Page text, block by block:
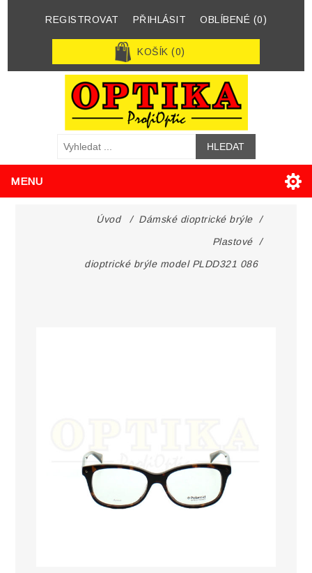
REGISTROVAT PŘIHLÁSIT OBLÍBENÉ (0)
KOŠÍK (0)
MENU
Úvod / Dámské dioptrické brýle /
Plastové /
dioptrické brýle model PLDD321 086